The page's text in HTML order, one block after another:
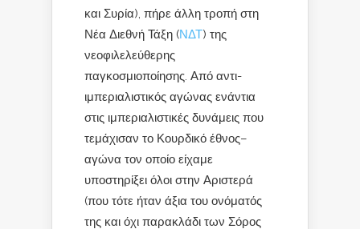
και Συρία), πήρε άλλη τροπή στη
Νέα Διεθνή Τάξη (ΝΔΤ) της
νεοφιλελεύθερης
παγκοσμιοποίησης. Από αντι-
ιμπεριαλιστικός αγώνας ενάντια
στις ιμπεριαλιστικές δυνάμεις που
τεμάχισαν το Κουρδικό έθνος­­–
αγώνα τον οποίο είχαμε
υποστηρίξει όλοι στην Αριστερά
(που τότε ήταν άξια του ονόματός
της και όχι παρακλάδι των Σόρος